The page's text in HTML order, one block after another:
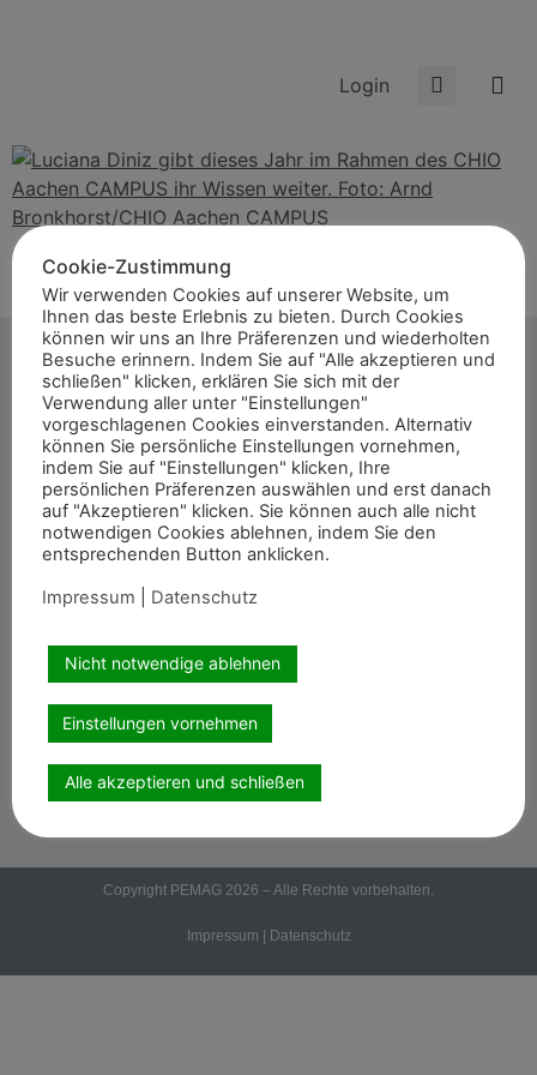
Login
Luciana Diniz gibt dieses Jahr im Rahmen des CHIO
Aachen CAMPUS ihr Wissen weiter. Foto: Arnd
Bronkhorst/CHIO Aachen CAMPUS
Start
News
Themen
Termine
8er-Team
Kontakt
Wir sind auch auf
Copyright PEMAG 2026 – Alle Rechte vorbehalten.
Impressum Datenschutz
Cookie-Zustimmung
Wir verwenden Cookies auf unserer Website, um
Ihnen das beste Erlebnis zu bieten. Durch Cookies
können wir uns an Ihre Präferenzen und wiederholten
Besuche erinnern. Indem Sie auf "Alle akzeptieren und
schließen" klicken, erklären Sie sich mit der
Verwendung aller unter "Einstellungen"
vorgeschlagenen Cookies einverstanden. Alternativ
können Sie persönliche Einstellungen vornehmen,
indem Sie auf "Einstellungen" klicken, Ihre
persönlichen Präferenzen auswählen und erst danach
auf "Akzeptieren" klicken. Sie können auch alle nicht
notwendigen Cookies ablehnen, indem Sie den
entsprechenden Button anklicken.
Impressum
Datenschutz
Nicht notwendige ablehnen
Einstellungen vornehmen
Alle akzeptieren und schließen